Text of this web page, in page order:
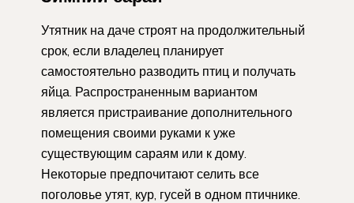
Утятник на даче строят на продолжительный
срок, если владелец планирует
самостоятельно разводить птиц и получать
яйца. Распространенным вариантом
является пристраивание дополнительного
помещения своими руками к уже
существующим сараям или к дому.
Некоторые предпочитают селить все
поголовье утят, кур, гусей в одном птичнике.